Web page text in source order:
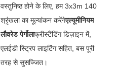
वस्तुनिष्ठ होने के लिए, हम 3x3m 140
श्रृंखला का मूल्यांकन करेंगेएल्यूमीनियम
लौवरेड पेर्गोलाफ्रीस्टैंडिंग डिज़ाइन में,
एलईडी स्ट्रिप लाइटिंग सहित, बस पूरी
तरह से सुसज्जित।